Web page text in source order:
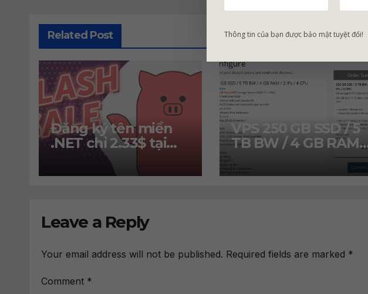
Related Post
Đăng ký tên miền
.NET chỉ 2.33$ tại
Porkbun
VPS 250 GB SSD / 5
TB BW / 4 GB RAM /
2 IPs / 4 CPU chỉ
30$/năm
Leave a Reply
Your email address will not be published. Required fields are marked *
Comment *
Thông tin của bạn được bảo mật tuyệt đối!